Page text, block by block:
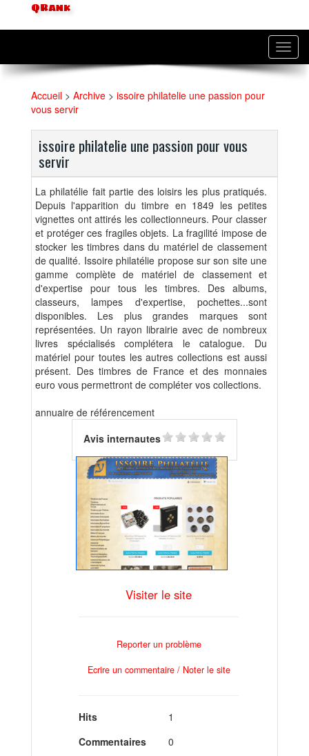
QRank
Accueil > Archive > issoire philatelie une passion pour
vous servir
issoire philatelie une passion pour vous
servir
La philatélie fait partie des loisirs les plus pratiqués.
Depuis l'apparition du timbre en 1849 les petites
vignettes ont attirés les collectionneurs. Pour classer
et protéger ces fragiles objets. La fragilité impose de
stocker les timbres dans du matériel de classement
de qualité. Issoire philatélie propose sur son site une
gamme complète de matériel de classement et
d'expertise pour tous les timbres. Des albums,
classeurs, lampes d'expertise, pochettes...sont
disponibles. Les plus grandes marques sont
représentées. Un rayon librairie avec de nombreux
livres spécialisés complétera le catalogue. Du
matériel pour toutes les autres collections est aussi
présent. Des timbres de France et des monnaies
euro vous permettront de compléter vos collections.
annuaire de référencement
Avis internautes
Visiter le site
Reporter un problème
Ecrire un commentaire / Noter le site
Hits
1
Commentaires
0